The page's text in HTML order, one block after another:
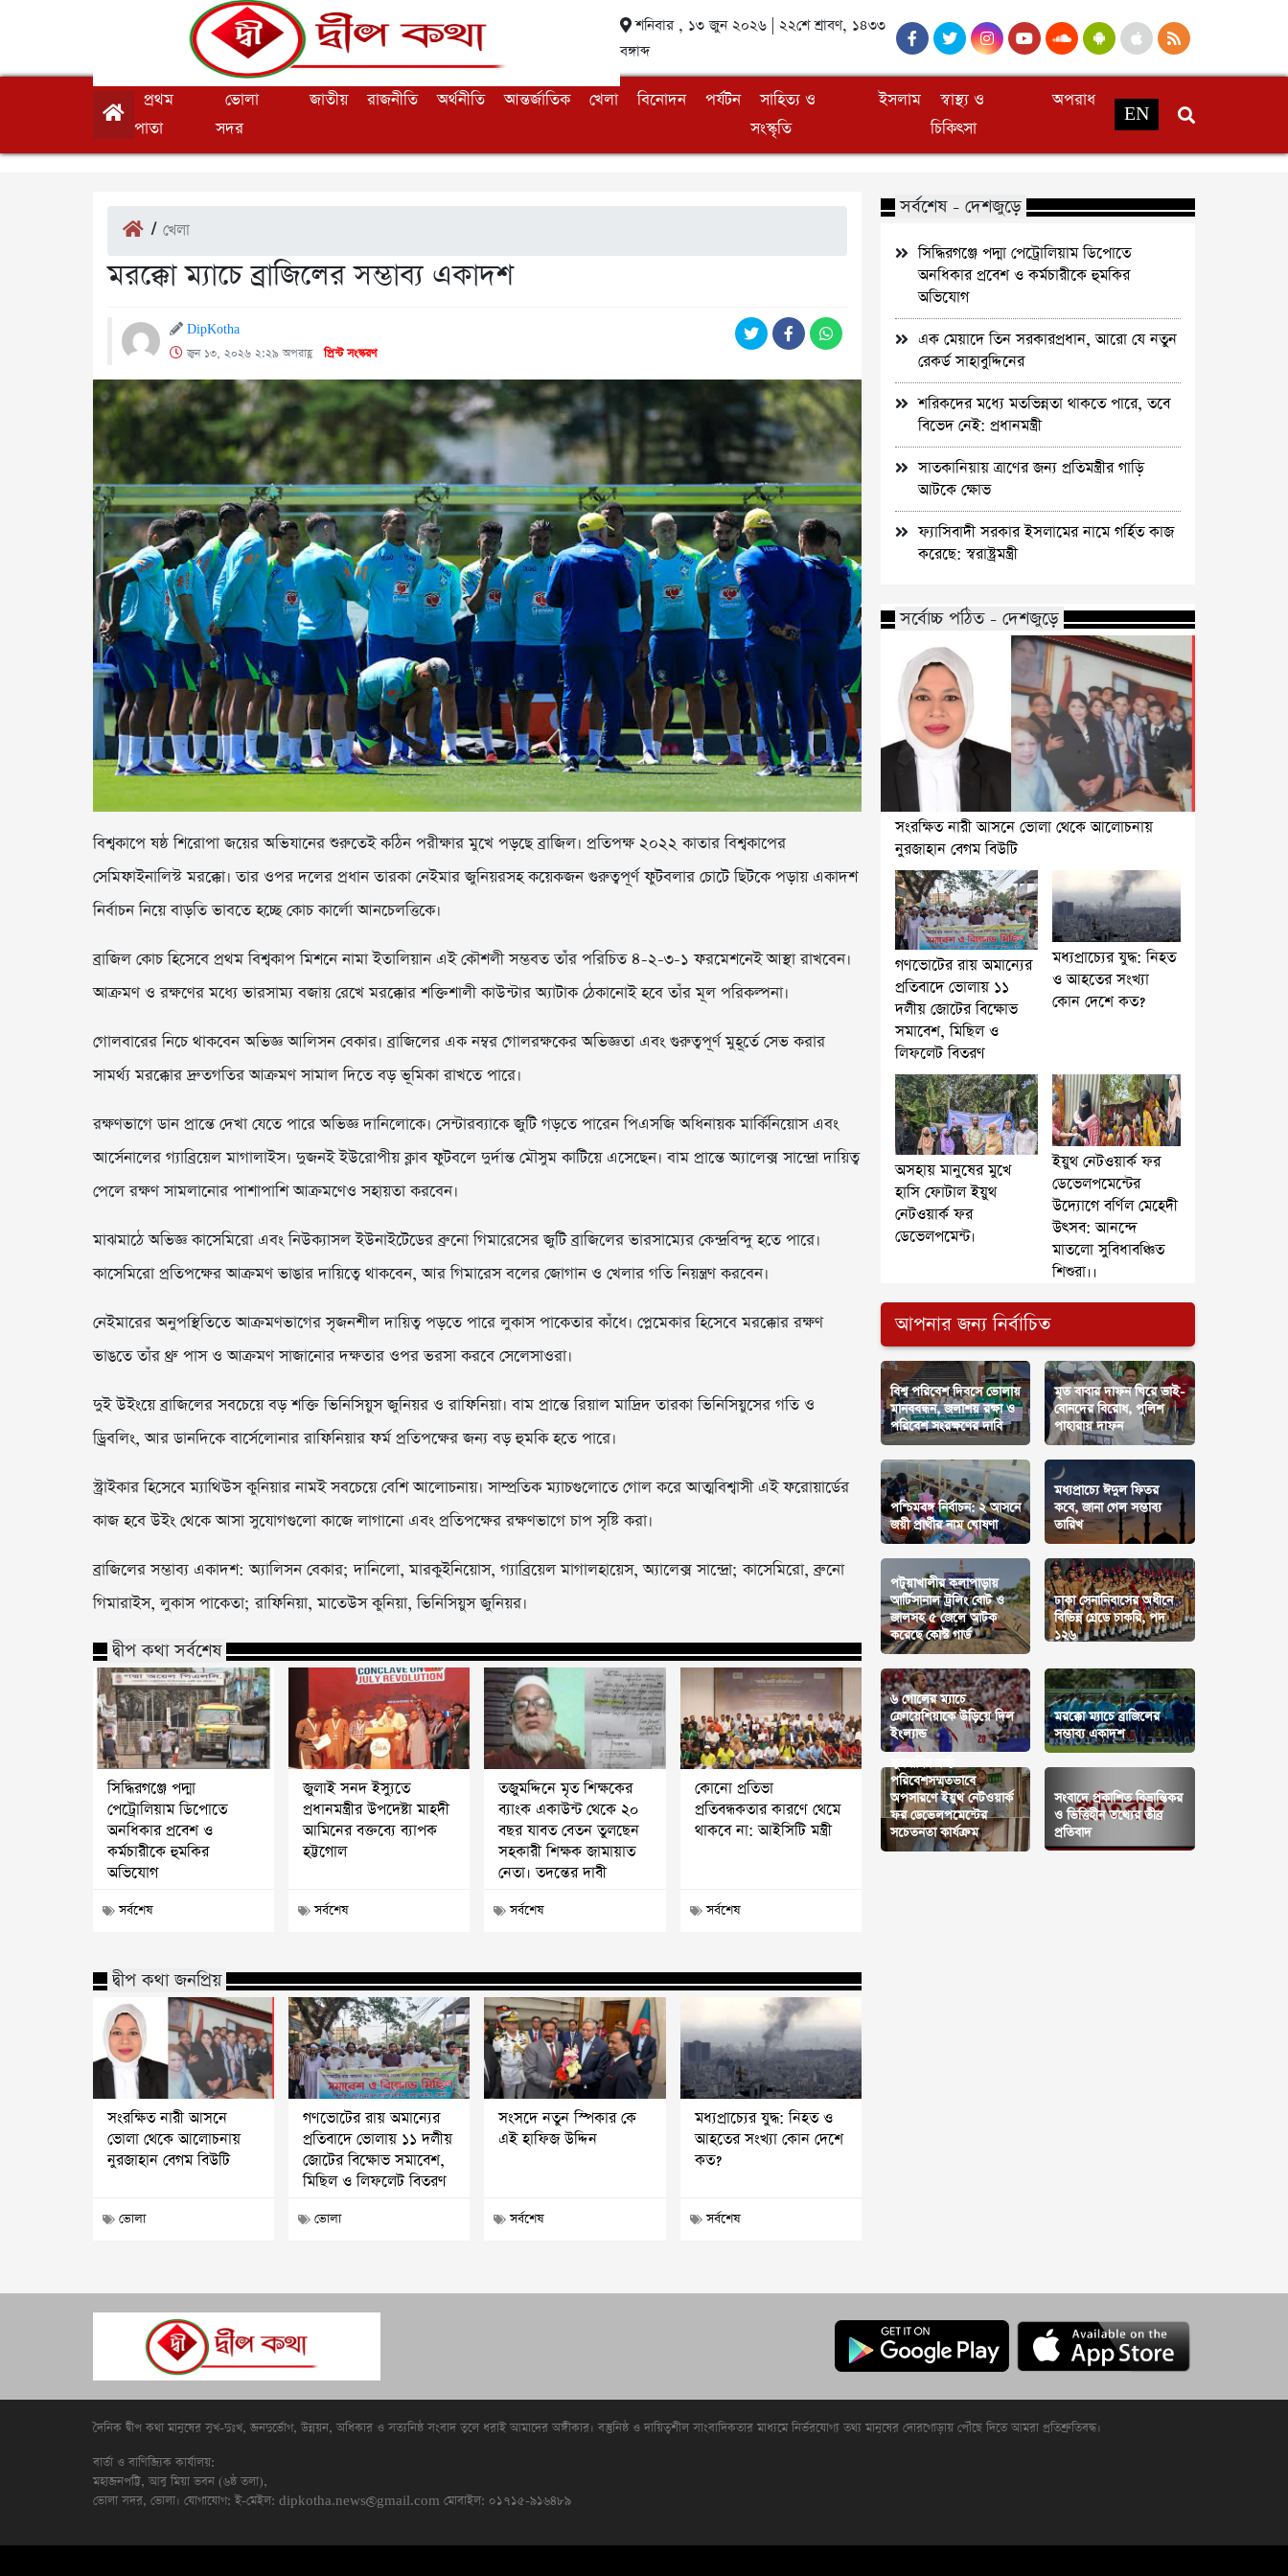
শনিবার , ১৩ জুন ২০২৬ | ২২শে শ্রাবণ, ১৪৩৩
বঙ্গাব্দ
প্রথম
পাতা
ভোলা
সদর
জাতীয় রাজনীতি অর্থনীতি আন্তর্জাতিক খেলা বিনোদন পর্যটন
সাহিত্য ও
সংস্কৃতি
ইসলাম
স্বাস্থ্য ও
চিকিৎসা
অপরাধ
EN
/ খেলা
মরক্কো ম্যাচে ব্রাজিলের সম্ভাব্য একাদশ
DipKotha
জুন ১৩, ২০২৬ ২:২৯ অপরাহ্ণপ্রিন্ট সংস্করণ
বিশ্বকাপে ষষ্ঠ শিরোপা জয়ের অভিযানের শুরুতেই কঠিন পরীক্ষার মুখে পড়ছে ব্রাজিল। প্রতিপক্ষ ২০২২ কাতার বিশ্বকাপের
সেমিফাইনালিস্ট মরক্কো। তার ওপর দলের প্রধান তারকা নেইমার জুনিয়রসহ কয়েকজন গুরুত্বপূর্ণ ফুটবলার চোটে ছিটকে পড়ায় একাদশ
নির্বাচন নিয়ে বাড়তি ভাবতে হচ্ছে কোচ কার্লো আনচেলত্তিকে।
ব্রাজিল কোচ হিসেবে প্রথম বিশ্বকাপ মিশনে নামা ইতালিয়ান এই কৌশলী সম্ভবত তাঁর পরিচিত ৪-২-৩-১ ফরমেশনেই আস্থা রাখবেন।
আক্রমণ ও রক্ষণের মধ্যে ভারসাম্য বজায় রেখে মরক্কোর শক্তিশালী কাউন্টার অ্যাটাক ঠেকানোই হবে তাঁর মূল পরিকল্পনা।
গোলবারের নিচে থাকবেন অভিজ্ঞ আলিসন বেকার। ব্রাজিলের এক নম্বর গোলরক্ষকের অভিজ্ঞতা এবং গুরুত্বপূর্ণ মুহূর্তে সেভ করার
সামর্থ্য মরক্কোর দ্রুতগতির আক্রমণ সামাল দিতে বড় ভূমিকা রাখতে পারে।
রক্ষণভাগে ডান প্রান্তে দেখা যেতে পারে অভিজ্ঞ দানিলোকে। সেন্টারব্যাকে জুটি গড়তে পারেন পিএসজি অধিনায়ক মার্কিনিয়োস এবং
আর্সেনালের গ্যাব্রিয়েল মাগালাইস। দুজনই ইউরোপীয় ক্লাব ফুটবলে দুর্দান্ত মৌসুম কাটিয়ে এসেছেন। বাম প্রান্তে অ্যালেক্স সান্দ্রো দায়িত্ব
পেলে রক্ষণ সামলানোর পাশাপাশি আক্রমণেও সহায়তা করবেন।
মাঝমাঠে অভিজ্ঞ কাসেমিরো এবং নিউক্যাসল ইউনাইটেডের ব্রুনো গিমারেসের জুটি ব্রাজিলের ভারসাম্যের কেন্দ্রবিন্দু হতে পারে।
কাসেমিরো প্রতিপক্ষের আক্রমণ ভাঙার দায়িত্বে থাকবেন, আর গিমারেস বলের জোগান ও খেলার গতি নিয়ন্ত্রণ করবেন।
নেইমারের অনুপস্থিতিতে আক্রমণভাগের সৃজনশীল দায়িত্ব পড়তে পারে লুকাস পাকেতার কাঁধে। প্লেমেকার হিসেবে মরক্কোর রক্ষণ
ভাঙতে তাঁর থ্রু পাস ও আক্রমণ সাজানোর দক্ষতার ওপর ভরসা করবে সেলেসাওরা।
দুই উইংয়ে ব্রাজিলের সবচেয়ে বড় শক্তি ভিনিসিয়ুস জুনিয়র ও রাফিনিয়া। বাম প্রান্তে রিয়াল মাদ্রিদ তারকা ভিনিসিয়ুসের গতি ও
ড্রিবলিং, আর ডানদিকে বার্সেলোনার রাফিনিয়ার ফর্ম প্রতিপক্ষের জন্য বড় হুমকি হতে পারে।
স্ট্রাইকার হিসেবে ম্যাথিউস কুনিয়ার নামই সবচেয়ে বেশি আলোচনায়। সাম্প্রতিক ম্যাচগুলোতে গোল করে আত্মবিশ্বাসী এই ফরোয়ার্ডের
কাজ হবে উইং থেকে আসা সুযোগগুলো কাজে লাগানো এবং প্রতিপক্ষের রক্ষণভাগে চাপ সৃষ্টি করা।
ব্রাজিলের সম্ভাব্য একাদশ: অ্যালিসন বেকার; দানিলো, মারকুইনিয়োস, গ্যাব্রিয়েল মাগালহায়েস, অ্যালেক্স সান্দ্রো; কাসেমিরো, ব্রুনো
গিমারাইস, লুকাস পাকেতা; রাফিনিয়া, মাতেউস কুনিয়া, ভিনিসিয়ুস জুনিয়র।
দ্বীপ কথা সর্বশেষ
সিদ্ধিরগঞ্জে পদ্মা
পেট্রোলিয়াম ডিপোতে
অনধিকার প্রবেশ ও
কর্মচারীকে হুমকির
অভিযোগ
সর্বশেষ
জুলাই সনদ ইস্যুতে
প্রধানমন্ত্রীর উপদেষ্টা মাহদী
আমিনের বক্তব্যে ব্যাপক
হট্টগোল
সর্বশেষ
তজুমদ্দিনে মৃত শিক্ষকের
ব্যাংক একাউন্ট থেকে ২০
বছর যাবত বেতন তুলছেন
সহকারী শিক্ষক জামায়াত
নেতা। তদন্তের দাবী
সর্বশেষ
কোনো প্রতিভা
প্রতিবন্ধকতার কারণে থেমে
থাকবে না: আইসিটি মন্ত্রী
সর্বশেষ
দ্বীপ কথা জনপ্রিয়
সংরক্ষিত নারী আসনে
ভোলা থেকে আলোচনায়
নুরজাহান বেগম বিউটি
ভোলা
গণভোটের রায় অমান্যের
প্রতিবাদে ভোলায় ১১ দলীয়
জোটের বিক্ষোভ সমাবেশ,
মিছিল ও লিফলেট বিতরণ
ভোলা
সংসদে নতুন স্পিকার কে
এই হাফিজ উদ্দিন
সর্বশেষ
মধ্যপ্রাচ্যের যুদ্ধ: নিহত ও
আহতের সংখ্যা কোন দেশে
কত?
সর্বশেষ
সর্বশেষ - দেশজুড়ে
সিদ্ধিরগঞ্জে পদ্মা পেট্রোলিয়াম ডিপোতে
অনধিকার প্রবেশ ও কর্মচারীকে হুমকির
অভিযোগ
এক মেয়াদে তিন সরকারপ্রধান, আরো যে নতুন
রেকর্ড সাহাবুদ্দিনের
শরিকদের মধ্যে মতভিন্নতা থাকতে পারে, তবে
বিভেদ নেই: প্রধানমন্ত্রী
সাতকানিয়ায় ত্রাণের জন্য প্রতিমন্ত্রীর গাড়ি
আটকে ক্ষোভ
ফ্যাসিবাদী সরকার ইসলামের নামে গর্হিত কাজ
করেছে: স্বরাষ্ট্রমন্ত্রী
সর্বোচ্চ পঠিত - দেশজুড়ে
সংরক্ষিত নারী আসনে ভোলা থেকে আলোচনায়
নুরজাহান বেগম বিউটি
গণভোটের রায় অমান্যের
প্রতিবাদে ভোলায় ১১
দলীয় জোটের বিক্ষোভ
সমাবেশ, মিছিল ও
লিফলেট বিতরণ
মধ্যপ্রাচ্যের যুদ্ধ: নিহত
ও আহতের সংখ্যা
কোন দেশে কত?
অসহায় মানুষের মুখে
হাসি ফোটাল ইয়ুথ
নেটওয়ার্ক ফর
ডেভেলপমেন্ট।
ইয়ুথ নেটওয়ার্ক ফর
ডেভেলপমেন্টের
উদ্যোগে বর্ণিল মেহেদী
উৎসব: আনন্দে
মাতলো সুবিধাবঞ্চিত
শিশুরা।।
আপনার জন্য নির্বাচিত
বিশ্ব পরিবেশ দিবসে ভোলায়
মানববন্ধন, জলাশয় রক্ষা ও
পরিবেশ সংরক্ষণের দাবি
মৃত বাবার দাফন ঘিরে ভাই-
বোনদের বিরোধ, পুলিশ
পাহারায় দাফন
পশ্চিমবঙ্গ নির্বাচন: ২ আসনে
জয়ী প্রার্থীর নাম ঘোষণা
মধ্যপ্রাচ্যে ঈদুল ফিতর
কবে, জানা গেল সম্ভাব্য
তারিখ
পটুয়াখালীর কলাপাড়ায়
আর্টিসানাল ট্রলিং বোট ও
জালসহ ৫ জেলে আটক
করেছে কোস্ট গার্ড
ঢাকা সেনানিবাসের অধীনে
বিভিন্ন গ্রেডে চাকরি, পদ
১২৬
৬ গোলের ম্যাচে
ক্রোয়েশিয়াকে উড়িয়ে দিল
ইংল্যান্ড
মরক্কো ম্যাচে ব্রাজিলের
সম্ভাব্য একাদশ
কুরবানির বর্জ্য
পরিবেশসম্মতভাবে
অপসারণে ইয়ুথ নেটওয়ার্ক
ফর ডেভেলপমেন্টের
সচেতনতা কার্যক্রম
সংবাদে প্রকাশিত বিভ্রান্তিকর
ও ভিত্তিহীন তথ্যের তীব্র
প্রতিবাদ
দৈনিক দ্বীপ কথা মানুষের সুখ-দুঃখ, জনদুর্ভোগ, উন্নয়ন, অধিকার ও সত্যনিষ্ঠ সংবাদ তুলে ধরাই আমাদের অঙ্গীকার। বস্তুনিষ্ঠ ও দায়িত্বশীল সাংবাদিকতার মাধ্যমে নির্ভরযোগ্য তথ্য মানুষের দোরগোড়ায় পৌঁছে দিতে আমরা প্রতিশ্রুতিবদ্ধ।
বার্তা ও বাণিজ্যিক কার্যালয়:
মহাজনপট্টি, আবু মিয়া ভবন (৬ষ্ঠ তলা),
ভোলা সদর, ভোলা। যোগাযোগ: ই-মেইল: dipkotha.news@gmail.com মোবাইল: ০১৭১৫-৯১৬৪৮৯